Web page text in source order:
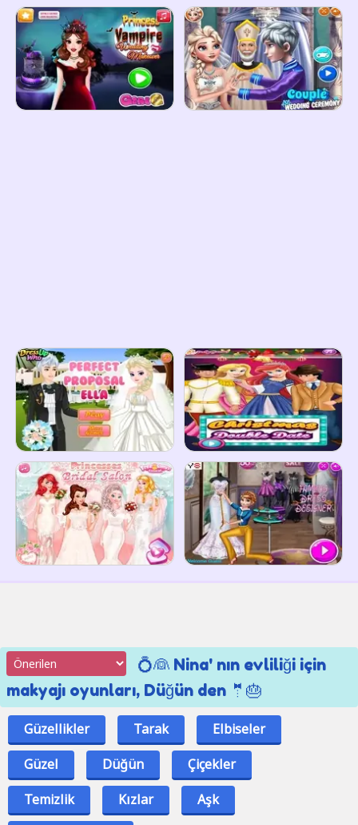
💍👰 Nina' nın evliliği için
makyajı oyunları, Düğün den 🤵🎂
Güzellikler Tarak
Elbiseler
Güzel
Düğün
Çiçekler
Temizlik
Kızlar
Aşk